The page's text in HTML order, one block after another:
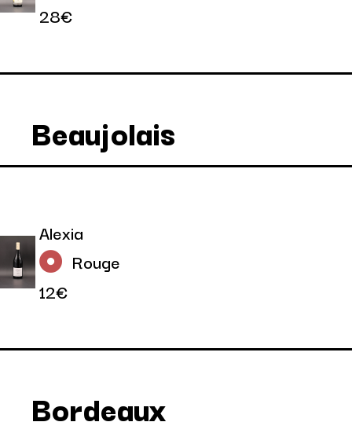
28€
Beaujolais
Alexia
Rouge
12€
Bordeaux